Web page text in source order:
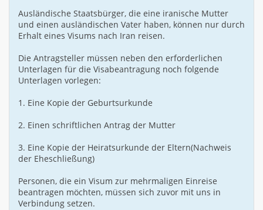
Ausländische Staatsbürger, die eine iranische Mutter
und einen ausländischen Vater haben, können nur durch
Erhalt eines Visums nach Iran reisen.
Die Antragsteller müssen neben den erforderlichen
Unterlagen für die Visabeantragung noch folgende
Unterlagen vorlegen:
1. Eine Kopie der Geburtsurkunde
2. Einen schriftlichen Antrag der Mutter
3. Eine Kopie der Heiratsurkunde der Eltern(Nachweis
der Eheschließung)
Personen, die ein Visum zur mehrmaligen Einreise
beantragen möchten, müssen sich zuvor mit uns in
Verbindung setzen.